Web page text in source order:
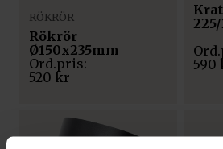
RÖKRÖR
Rökrör
Ø150x235mm
520 kr
590